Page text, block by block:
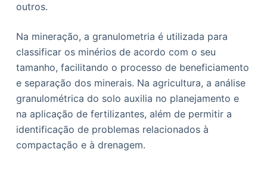
outros.
Na mineração, a granulometria é utilizada para
classificar os minérios de acordo com o seu
tamanho, facilitando o processo de beneficiamento
e separação dos minerais. Na agricultura, a análise
granulométrica do solo auxilia no planejamento e
na aplicação de fertilizantes, além de permitir a
identificação de problemas relacionados à
compactação e à drenagem.